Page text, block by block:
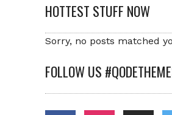
HOTTEST STUFF NOW
Sorry, no posts matched
FOLLOW US